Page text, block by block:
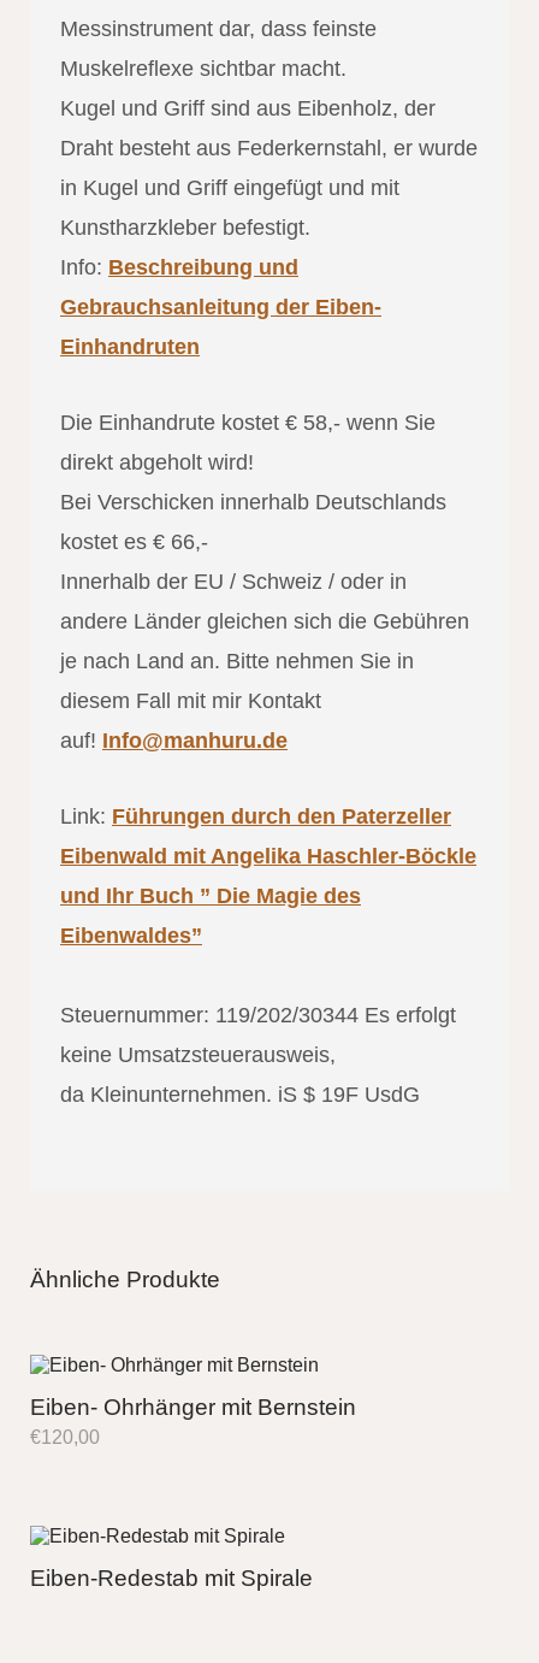
Messinstrument dar, dass feinste
Muskelreflexe sichtbar macht.
Kugel und Griff sind aus Eibenholz, der
Draht besteht aus Federkernstahl, er wurde
in Kugel und Griff eingefügt und mit
Kunstharzkleber befestigt.
Info: Beschreibung und
Gebrauchsanleitung der Eiben-
Einhandruten
Die Einhandrute kostet € 58,- wenn Sie
direkt abgeholt wird!
Bei Verschicken innerhalb Deutschlands
kostet es € 66,-
Innerhalb der EU / Schweiz / oder in
andere Länder gleichen sich die Gebühren
je nach Land an. Bitte nehmen Sie in
diesem Fall mit mir Kontakt
auf! Info@manhuru.de
Link: Führungen durch den Paterzeller
Eibenwald mit Angelika Haschler-Böckle
und Ihr Buch ” Die Magie des
Eibenwaldes”
Steuernummer: 119/202/30344 Es erfolgt
keine Umsatzsteuerausweis,
da Kleinunternehmen. iS $ 19F UsdG
Ähnliche Produkte
Eiben- Ohrhänger mit Bernstein
€120,00
Eiben-Redestab mit Spirale